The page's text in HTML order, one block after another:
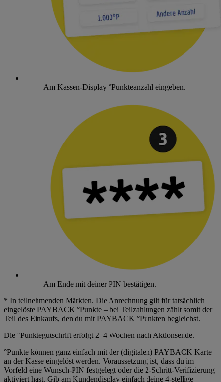
Am Kassen-Display °Punkteanzahl eingeben.
Am Ende mit deiner PIN bestätigen.
* In teilnehmenden Märkten. Die Anrechnung gilt für tatsächlich
eingelöste PAYBACK °Punkte – bei Teilzahlungen zählt somit der
Teil des Einkaufs, den du mit PAYBACK °Punkten begleichst.
Die °Punktegutschrift erfolgt 2–4 Wochen nach Aktionsende.
°Punkte können ganz einfach mit der (digitalen) PAYBACK Karte
an der Kasse eingelöst werden. Voraussetzung ist, dass du im
Vorfeld eine Wunsch-PIN festgelegt oder die 2-Schritt-Verifizierung
aktiviert hast. Gib am Kundendisplay einfach deine 4-stellige